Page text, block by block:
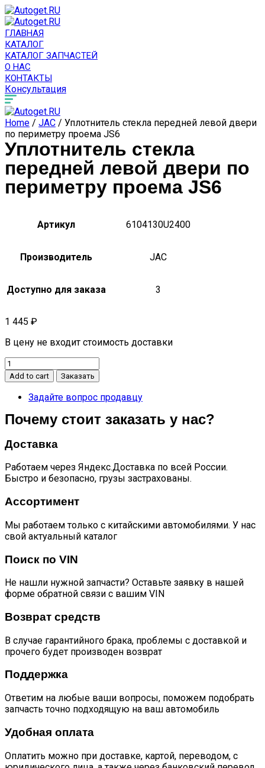
ГЛАВНАЯ
КАТАЛОГ
КАТАЛОГ ЗАПЧАСТЕЙ
О НАС
КОНТАКТЫ
Консультация
Home / JAC / Уплотнитель стекла передней левой двери
по периметру проема JS6
Уплотнитель стекла
передней левой двери по
периметру проема JS6
Артикул 6104130U2400
Производитель JAC
Доступно для заказа 3
1 445 ₽
В цену не входит стоимость доставки
Уплотнитель
стекла
передней
левой
по
периметру
проема
JS6
quantity
Add to cart Заказать
Задайте вопрос продавцу
Почему стоит заказать у нас?
Доставка
Работаем через Яндекс.Доставка по всей России.
Быстро и безопасно, грузы застрахованы.
Ассортимент
Мы работаем только с китайскими автомобилями. У нас
свой актуальный каталог
Поиск по VIN
Не нашли нужной запчасти? Оставьте заявку в нашей
форме обратной связи с вашим VIN
Возврат средств
В случае гарантийного брака, проблемы с доставкой и
прочего будет производен возврат
Поддержка
Ответим на любые ваши вопросы, поможем подобрать
запчасть точно подходящую на ваш автомобиль
Удобная оплата
Оплатить можно при доставке, картой, переводом, с